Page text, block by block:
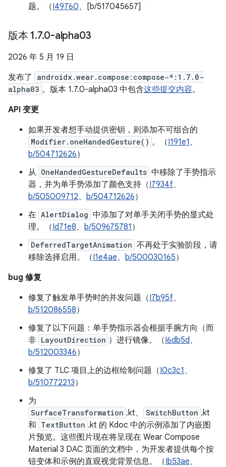
题。（I49760、[b/517045657]
版本 1.7.0-alpha03
2026 年 5 月 19 日
发布了
androidx.wear.compose:compose-*:1.7.0-
alpha03 。版本 1.7.0-alpha03 中包含这些提交内容。
API 变更
如果开发者想手动提供密钥，则添加不可组合的
Modifier.oneHandedGesture() 。（I191e1 、
b/504712626）
从 OneHandedGestureDefaults 中移除了手势指示
器，并为单手势添加了颜色支持（I7934f、
b/505009712、 b/504712626）
在 AlertDialog 中添加了对单手关闭手势的显式处
理。（Id71e8、 b/509675781 ）
DeferredTargetAnimation 不再处于实验阶段，请
移除选择启用。（I1e4ae、 b/500030165）
bug 修复
修复了触发单手势时的并发问题（I7b95f、
b/512086558）
修复了以下问题：单手势指示器会根据手腕方向（而
非 LayoutDirection ）进行镜像。（I6db5d、
b/512003346）
修复了 TLC 项目上的边框绘制问题（I0c3c1 、
b/510772213）
为
SurfaceTransformation .kt、 SwitchButton .kt
和 TextButton .kt 的 Kdoc 中的示例添加了内嵌图
片预览。这些图片现在将呈现在 Wear Compose
Material 3 DAC 页面的文档中，为开发者提供每个按
钮变体和示例的直观视觉背景信息。（Ib53ae、